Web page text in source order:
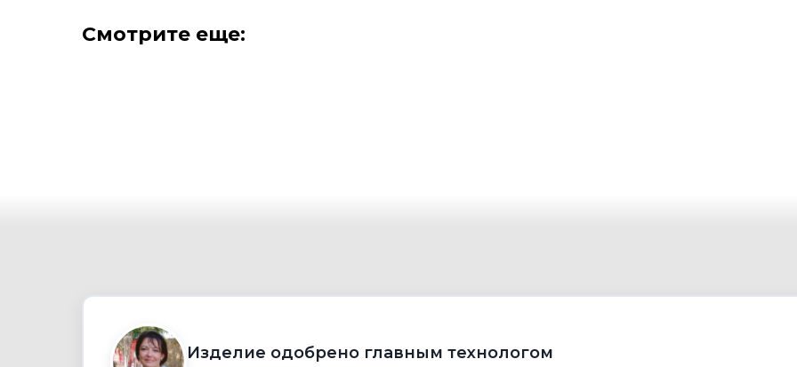
Смотрите еще:
Изделие одобрено главным технологом